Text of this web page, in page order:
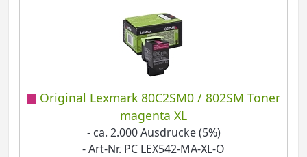
Original Lexmark 80C2SM0 / 802SM Toner
magenta XL
- ca. 2.000 Ausdrucke (5%)
- Art-Nr. PC LEX542-MA-XL-O